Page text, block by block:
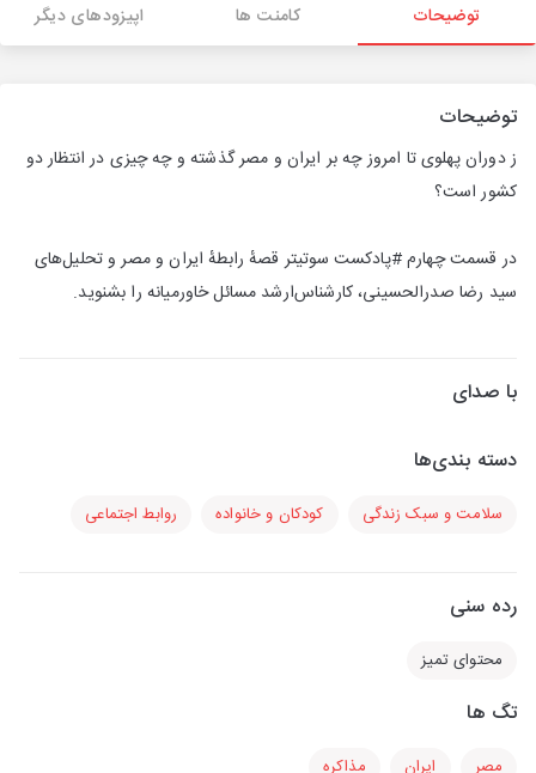
توضیحات کامنت ها اپیزودهای دیگر
توضیحات
ز دوران پهلوی تا امروز چه بر ایران و مصر گذشته و چه چیزی در انتظار دو‌
کشور است؟
در قسمت چهارم #پادکست سوتیتر قصهٔ رابطهٔ ایران و مصر و تحلیل‌های
سید رضا صدرالحسینی، کارشناس‌ارشد مسائل خاورمیانه را بشنوید.
با صدای
دسته بندی‌ها
سلامت و سبک زندگی کودکان و خانواده روابط اجتماعی
رده سنی
محتوای تمیز
تگ ها
مصر ایران مذاکره